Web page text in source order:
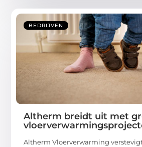
BEDRIJVEN
Altherm breidt uit met
Altherm Vloerverwarming